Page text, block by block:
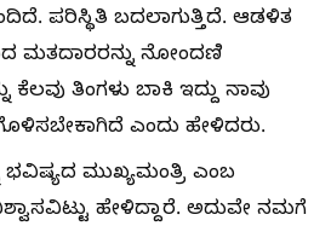
ಪರಿಸ್ಥಿತಿ ಬದಲಾಗುತ್ತಿದೆ. ಆಡಳಿತ
ಮತದಾರರನ್ನು ನೋಂದಣಿ
ಕೆಲವು ತಿಂಗಳು ಬಾಕಿ ಇದ್ದು ನಾವು
ಎಂದು ಹೇಳಿದರು.
ಭವಿಷ್ಯದ ಮುಖ್ಯಮಂತ್ರಿ ಎಂಬ
ಹೇಳಿದ್ದಾರೆ. ಅದುವೇ ನಮಗೆ